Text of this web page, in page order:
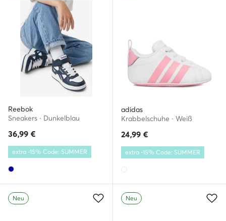
Reebok
Sneakers · Dunkelblau
36,99 €
extra -15% Code: SUMMER
adidas
Krabbelschuhe · Weiß
24,99 €
extra -15% Code: SUMMER
Neu Neu